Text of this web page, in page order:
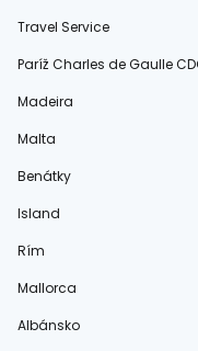
Travel Service
Paríž Charles de Gaulle
Madeira
Malta
Benátky
Island
Rím
Mallorca
Albánsko